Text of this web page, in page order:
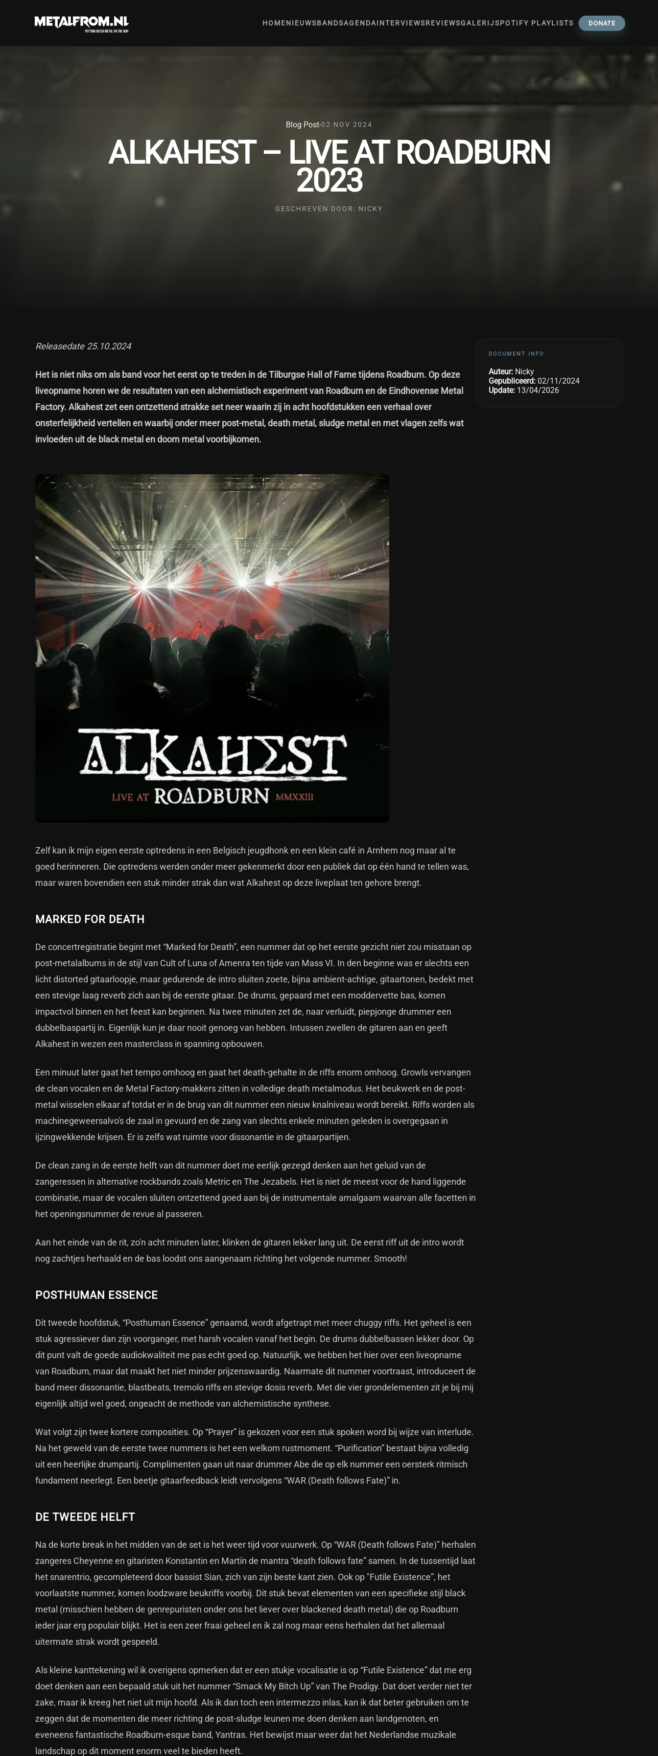
HOMENIEUWSBANDSAGENDAINTERVIEWSREVIEWSGALERIJSPOTIFY PLAYLISTS DONATE
Blog Post 02 NOV 2024
ALKAHEST – LIVE AT ROADBURN
2023
GESCHREVEN DOOR: NICKY
Releasedate 25.10.2024
Het is niet niks om als band voor het eerst op te treden in de Tilburgse Hall of Fame tijdens Roadburn. Op deze
liveopname horen we de resultaten van een alchemistisch experiment van Roadburn en de Eindhovense Metal
Factory. Alkahest zet een ontzettend strakke set neer waarin zij in acht hoofdstukken een verhaal over
onsterfelijkheid vertellen en waarbij onder meer post-metal, death metal, sludge metal en met vlagen zelfs wat
invloeden uit de black metal en doom metal voorbijkomen.
Zelf kan ik mijn eigen eerste optredens in een Belgisch jeugdhonk en een klein café in Arnhem nog maar al te
goed herinneren. Die optredens werden onder meer gekenmerkt door een publiek dat op één hand te tellen was,
maar waren bovendien een stuk minder strak dan wat Alkahest op deze liveplaat ten gehore brengt.
MARKED FOR DEATH
De concertregistratie begint met “Marked for Death”, een nummer dat op het eerste gezicht niet zou misstaan op
post-metalalbums in de stijl van Cult of Luna of Amenra ten tijde van Mass VI. In den beginne was er slechts een
licht distorted gitaarloopje, maar gedurende de intro sluiten zoete, bijna ambient-achtige, gitaartonen, bedekt met
een stevige laag reverb zich aan bij de eerste gitaar. De drums, gepaard met een moddervette bas, komen
impactvol binnen en het feest kan beginnen. Na twee minuten zet de, naar verluidt, piepjonge drummer een
dubbelbaspartij in. Eigenlijk kun je daar nooit genoeg van hebben. Intussen zwellen de gitaren aan en geeft
Alkahest in wezen een masterclass in spanning opbouwen.
Een minuut later gaat het tempo omhoog en gaat het death-gehalte in de riffs enorm omhoog. Growls vervangen
de clean vocalen en de Metal Factory-makkers zitten in volledige death metalmodus. Het beukwerk en de post-
metal wisselen elkaar af totdat er in de brug van dit nummer een nieuw knalniveau wordt bereikt. Riffs worden als
machinegeweersalvo's de zaal in gevuurd en de zang van slechts enkele minuten geleden is overgegaan in
ijzingwekkende krijsen. Er is zelfs wat ruimte voor dissonantie in de gitaarpartijen.
De clean zang in de eerste helft van dit nummer doet me eerlijk gezegd denken aan het geluid van de
zangeressen in alternative rockbands zoals Metric en The Jezabels. Het is niet de meest voor de hand liggende
combinatie, maar de vocalen sluiten ontzettend goed aan bij de instrumentale amalgaam waarvan alle facetten in
het openingsnummer de revue al passeren.
Aan het einde van de rit, zo'n acht minuten later, klinken de gitaren lekker lang uit. De eerst riff uit de intro wordt
nog zachtjes herhaald en de bas loodst ons aangenaam richting het volgende nummer. Smooth!
POSTHUMAN ESSENCE
Dit tweede hoofdstuk, “Posthuman Essence” genaamd, wordt afgetrapt met meer chuggy riffs. Het geheel is een
stuk agressiever dan zijn voorganger, met harsh vocalen vanaf het begin. De drums dubbelbassen lekker door. Op
dit punt valt de goede audiokwaliteit me pas echt goed op. Natuurlijk, we hebben het hier over een liveopname
van Roadburn, maar dat maakt het niet minder prijzenswaardig. Naarmate dit nummer voortraast, introduceert de
band meer dissonantie, blastbeats, tremolo riffs en stevige dosis reverb. Met die vier grondelementen zit je bij mij
eigenlijk altijd wel goed, ongeacht de methode van alchemistische synthese.
Wat volgt zijn twee kortere composities. Op “Prayer” is gekozen voor een stuk spoken word bij wijze van interlude.
Na het geweld van de eerste twee nummers is het een welkom rustmoment. “Purification” bestaat bijna volledig
uit een heerlijke drumpartij. Complimenten gaan uit naar drummer Abe die op elk nummer een oersterk ritmisch
fundament neerlegt. Een beetje gitaarfeedback leidt vervolgens “WAR (Death follows Fate)” in.
DE TWEEDE HELFT
Na de korte break in het midden van de set is het weer tijd voor vuurwerk. Op “WAR (Death follows Fate)” herhalen
zangeres Cheyenne en gitaristen Konstantin en Martín de mantra “death follows fate” samen. In de tussentijd laat
het snarentrio, gecompleteerd door bassist Sian, zich van zijn beste kant zien. Ook op "Futile Existence”, het
voorlaatste nummer, komen loodzware beukriffs voorbij. Dit stuk bevat elementen van een specifieke stijl black
metal (misschien hebben de genrepuristen onder ons het liever over blackened death metal) die op Roadburn
ieder jaar erg populair blijkt. Het is een zeer fraai geheel en ik zal nog maar eens herhalen dat het allemaal
uitermate strak wordt gespeeld.
Als kleine kanttekening wil ik overigens opmerken dat er een stukje vocalisatie is op “Futile Existence” dat me erg
doet denken aan een bepaald stuk uit het nummer “Smack My Bitch Up” van The Prodigy. Dat doet verder niet ter
zake, maar ik kreeg het niet uit mijn hoofd. Als ik dan toch een intermezzo inlas, kan ik dat beter gebruiken om te
zeggen dat de momenten die meer richting de post-sludge leunen me doen denken aan landgenoten, en
eveneens fantastische Roadburn-esque band, Yantras. Het bewijst maar weer dat het Nederlandse muzikale
landschap op dit moment enorm veel te bieden heeft.
DOCUMENT INFO
Auteur: Nicky
Gepubliceerd: 02/11/2024
Update: 13/04/2026